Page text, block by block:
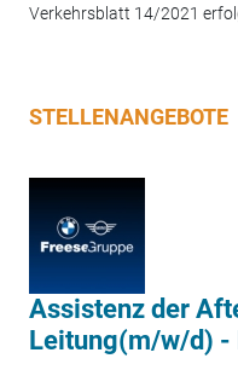
Verkehrsblatt 14/2021
STELLENANGEBOTE
Assistenz der
Leitung(m/w/d) -